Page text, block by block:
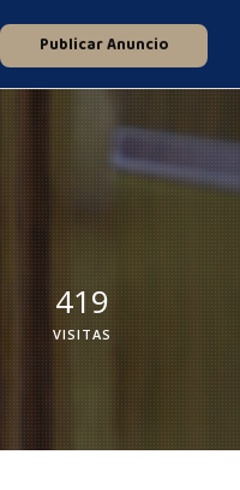
Publicar Anuncio
419
VISITAS